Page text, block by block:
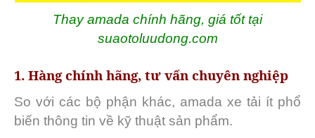
Thay amada chính hãng, giá tốt tại
suaotoluudong.com
1. Hàng chính hãng, tư vấn chuyên nghiệp
So với các bộ phận khác, amada xe tải ít phổ
biến thông tin về kỹ thuật sản phẩm.